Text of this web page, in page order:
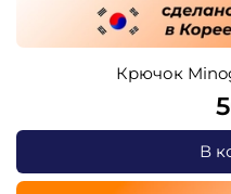
Крючок
В